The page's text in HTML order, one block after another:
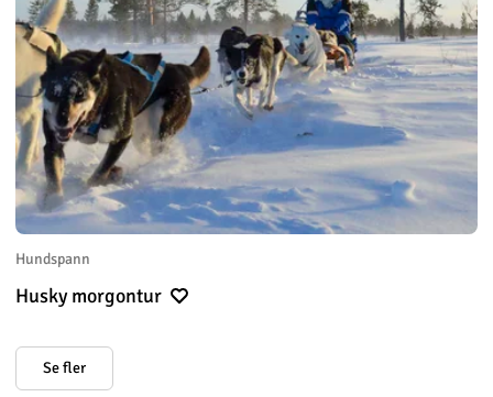
Hundspann
Husky morgontur
Se fler